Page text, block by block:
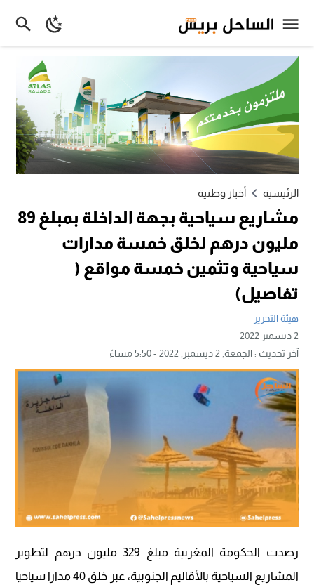
الرئيسية أخبار وطنية
مشاريع سياحية بجهة الداخلة بمبلغ 89
مليون درهم لخلق خمسة مدارات
سياحية وتثمين خمسة مواقع (
تفاصيل)
هيئة التحرير
2 ديسمبر 2022
آخر تحديث :الجمعة, 2 ديسمبر, 2022 - 5:50 مساءً
رصدت الحكومة المغربية مبلغ 329 مليون درهم لتطوير
المشاريع السياحية بالأقاليم الجنوبية، عبر خلق 40 مدارا سياحيا